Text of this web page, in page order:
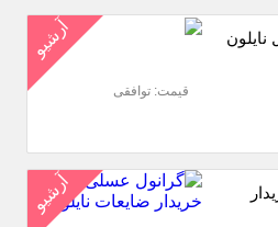
آرشیو
قیمت: توافقی
آرشیو